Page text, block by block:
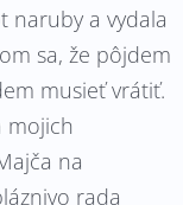
naruby a vydala
sa, že pôjdem
musieť vrátiť.
mojich
na
rada